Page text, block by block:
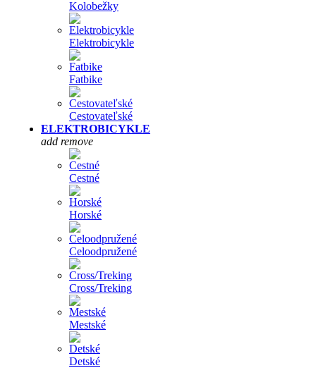
Kolobežky
Elektrobicykle
Fatbike
Cestovateľské
ELEKTROBICYKLE
add remove
Cestné
Horské
Celoodpružené
Cross/Treking
Mestské
Detské